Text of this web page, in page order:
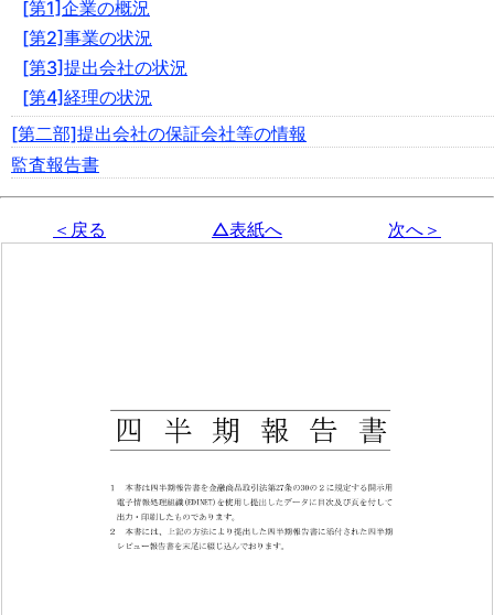
[第1]企業の概況
[第2]事業の状況
[第3]提出会社の状況
[第4]経理の状況
[第二部]提出会社の保証会社等の情報
監査報告書
＜戻る △表紙へ 次へ＞